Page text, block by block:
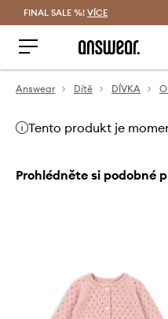
FINAL SALE %! VÍCE
Answear Dítě DÍVKA
Tento produkt je
Prohlédněte si podobné